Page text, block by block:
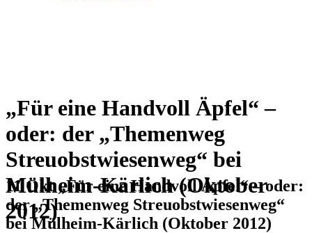
„Für eine Handvoll Äpfel“ –
oder: der „Themenweg
Streuobstwiesenweg“ bei
Mülheim-Kärlich (Oktober
2012)
11 Okt„Für eine Handvoll Äpfel“ – oder:
der „Themenweg Streuobstwiesenweg“
bei Mülheim-Kärlich (Oktober 2012)